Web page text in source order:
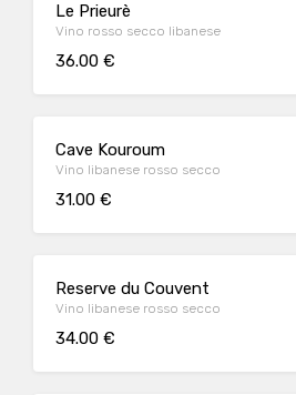
Le Prieurè
Vino rosso secco libanese
36.00 €
Cave Kouroum
Vino libanese rosso secco
31.00 €
Reserve du Couvent
Vino libanese rosso secco
34.00 €